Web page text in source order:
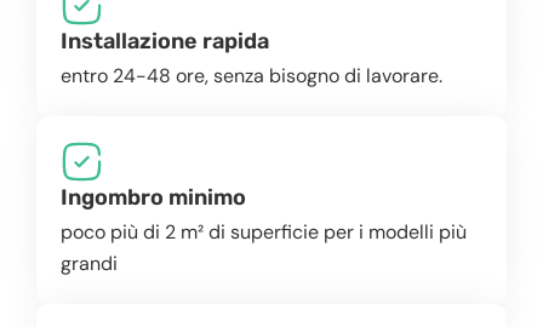
Installazione rapida
entro 24-48 ore, senza bisogno di lavorare.
Ingombro minimo
poco più di 2 m² di superficie per i modelli più
grandi